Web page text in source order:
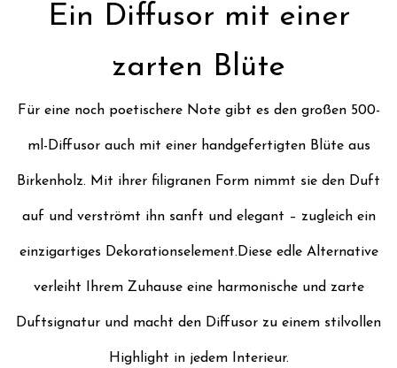
Ein Diffusor mit einer
Für eine noch poetischere Note gibt es den großen 500-
ml-Diffusor auch mit einer handgefertigten Blüte aus
Birkenholz. Mit ihrer filigranen Form nimmt sie den Duft
auf und verströmt ihn sanft und elegant – zugleich ein
einzigartiges Dekorationselement.Diese edle Alternative
verleiht Ihrem Zuhause eine harmonische und zarte
Duftsignatur und macht den Diffusor zu einem stilvollen
Highlight in jedem Interieur.